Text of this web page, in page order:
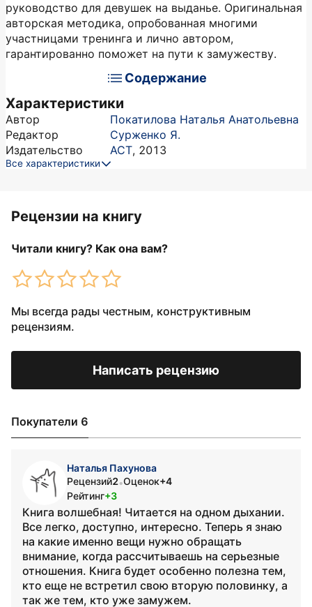
руководство для девушек на выданье. Оригинальная
авторская методика, опробованная многими
участницами тренинга и лично автором,
гарантированно поможет на пути к замужеству.
Содержание
Характеристики
Автор
Покатилова Наталья Анатольевна
Редактор
Сурженко Я.
Издательство
АСТ, 2013
Все характеристики
Рецензии на книгу
Читали книгу? Как она вам?
Мы всегда рады честным, конструктивным
рецензиям.
Написать рецензию
Покупатели 6
Наталья Пахунова
Рецензий2•Оценок+4
Рейтинг+3
Книга волшебная! Читается на одном дыхании.
Все легко, доступно, интересно. Теперь я знаю
на какие именно вещи нужно обращать
внимание, когда рассчитываешь на серьезные
отношения. Книга будет особенно полезна тем,
кто еще не встретил свою вторую половинку, а
так же тем, кто уже замужем.